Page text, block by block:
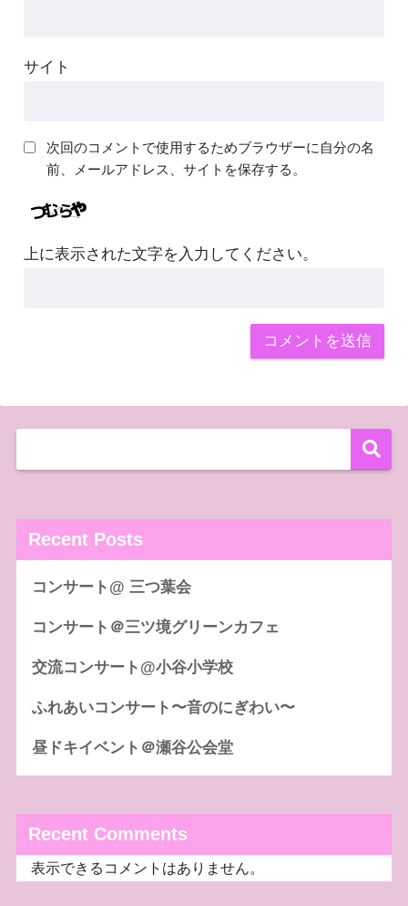
サイト
次回のコメントで使用するためブラウザーに自分の名
前、メールアドレス、サイトを保存する。
上に表示された文字を入力してください。
Recent Posts
コンサート@ 三つ葉会
コンサート＠三ツ境グリーンカフェ
交流コンサート@小谷小学校
ふれあいコンサート〜音のにぎわい〜
昼ドキイベント＠瀬谷公会堂
Recent Comments
表示できるコメントはありません。